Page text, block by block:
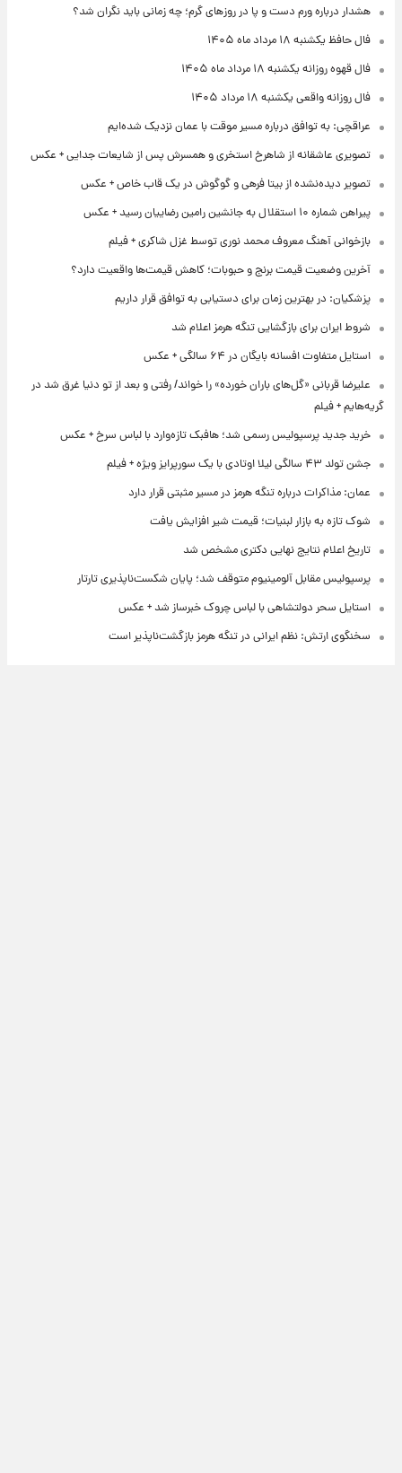
هشدار درباره ورم دست و پا در روزهای گرم؛ چه زمانی باید نگران شد؟
فال حافظ یکشنبه ۱۸ مرداد ماه ۱۴۰۵
فال قهوه روزانه یکشنبه ۱۸ مرداد ماه ۱۴۰۵
فال روزانه واقعی یکشنبه ۱۸ مرداد ۱۴۰۵
عراقچی: به توافق درباره مسیر موقت با عمان نزدیک شده‌ایم
تصویری عاشقانه از شاهرخ استخری و همسرش پس از شایعات جدایی + عکس
تصویر دیده‌نشده از بیتا فرهی و گوگوش در یک قاب خاص + عکس
پیراهن شماره ۱۰ استقلال به جانشین رامین رضاییان رسید + عکس
بازخوانی آهنگ معروف محمد نوری توسط غزل شاکری + فیلم
آخرین وضعیت قیمت برنج و حبوبات؛ کاهش قیمت‌ها واقعیت دارد؟
پزشکیان: در بهترین زمان برای دستیابی به توافق قرار داریم
شروط ایران برای بازگشایی تنگه هرمز اعلام شد
استایل متفاوت افسانه بایگان در ۶۴ سالگی + عکس
علیرضا قربانی «گل‌های باران خورده» را خواند/ رفتی و بعد از تو دنیا غرق شد در
گریه‌هایم + فیلم
خرید جدید پرسپولیس رسمی شد؛ هافبک تازه‌وارد با لباس سرخ + عکس
جشن تولد ۴۳ سالگی لیلا اوتادی با یک سورپرایز ویژه + فیلم
عمان: مذاکرات درباره تنگه هرمز در مسیر مثبتی قرار دارد
شوک تازه به بازار لبنیات؛ قیمت شیر افزایش یافت
تاریخ اعلام نتایج نهایی دکتری مشخص شد
پرسپولیس مقابل آلومینیوم متوقف شد؛ پایان شکست‌ناپذیری تارتار
استایل سحر دولتشاهی با لباس چروک خبرساز شد + عکس
سخنگوی ارتش: نظم ایرانی در تنگه هرمز بازگشت‌ناپذیر است